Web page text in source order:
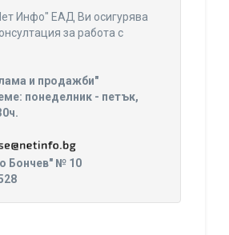
че „Нет Инфо“ ЕАД (
Adwiseсчитано от
г
Инфо" ЕАД Ви осигурява
за работа с
и продажби"
понеделник - петък,
Бончев" № 10